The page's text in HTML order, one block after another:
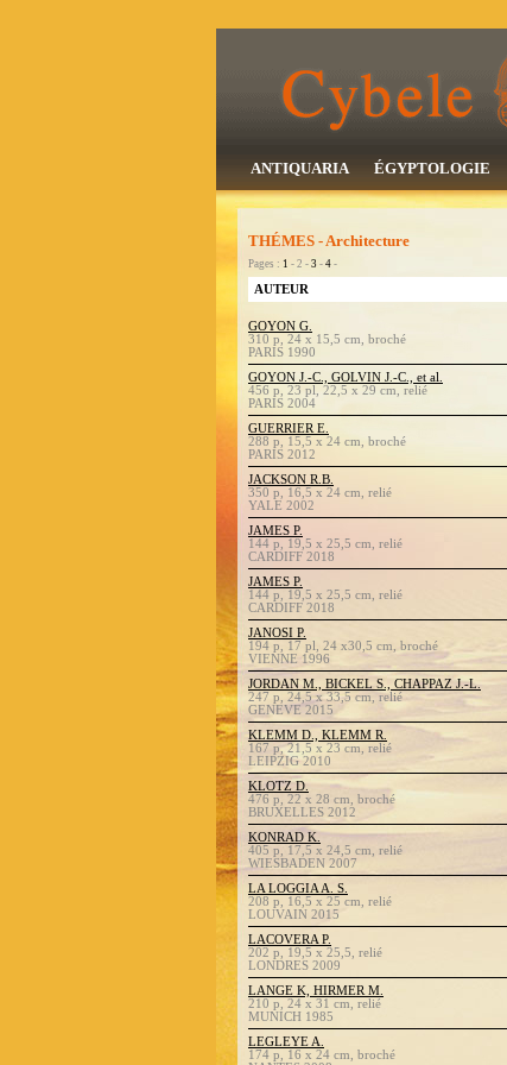
ANTIQUARIA ÉGYPTOLOGIE
THÉMES - Architecture
Pages : 1 - 2 - 3 - 4 -
AUTEUR
GOYON G.
310 p, 24 x 15,5 cm, broché
PARIS 1990
GOYON J.-C., GOLVIN J.-C., et al.
456 p, 23 pl, 22,5 x 29 cm, relié
PARIS 2004
GUERRIER E.
288 p, 15,5 x 24 cm, broché
PARIS 2012
JACKSON R.B.
350 p, 16,5 x 24 cm, relié
YALE 2002
JAMES P.
144 p, 19,5 x 25,5 cm, relié
CARDIFF 2018
JAMES P.
144 p, 19,5 x 25,5 cm, relié
CARDIFF 2018
JANOSI P.
194 p, 17 pl, 24 x30,5 cm, broché
VIENNE 1996
JORDAN M., BICKEL S., CHAPPAZ J.-L.
247 p, 24,5 x 33,5 cm, relié
GENEVE 2015
KLEMM D., KLEMM R.
167 p, 21,5 x 23 cm, relié
LEIPZIG 2010
KLOTZ D.
476 p, 22 x 28 cm, broché
BRUXELLES 2012
KONRAD K.
405 p, 17,5 x 24,5 cm, relié
WIESBADEN 2007
LA LOGGIA A. S.
208 p, 16,5 x 25 cm, relié
LOUVAIN 2015
LACOVERA P.
202 p, 19,5 x 25,5, relié
LONDRES 2009
LANGE K, HIRMER M.
210 p, 24 x 31 cm, relié
MUNICH 1985
LEGLEYE A.
174 p, 16 x 24 cm, broché